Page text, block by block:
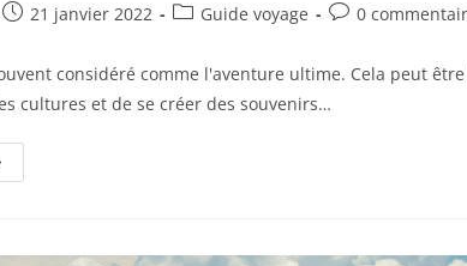
21 janvier 2022 Guide voyage 0
considéré comme l'aventure ultime. Cela peut
cultures et de se créer des souvenirs…